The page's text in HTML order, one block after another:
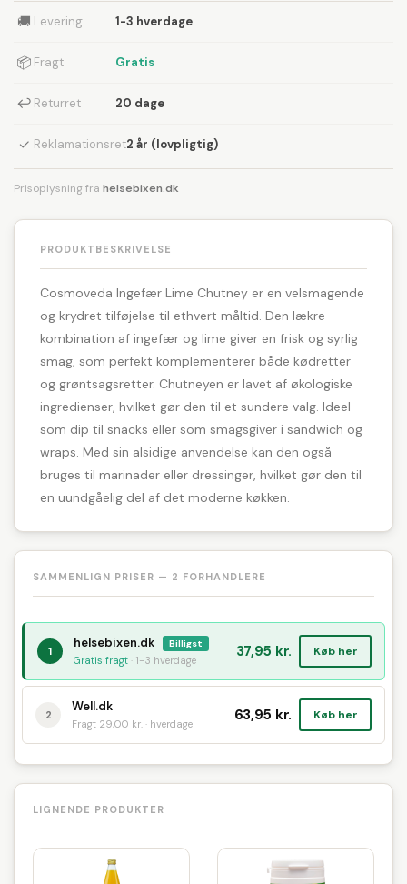
🚚 Levering 1-3 hverdage
📦 Fragt Gratis
↩ Returret 20 dage
✓ Reklamationsret2 år (lovpligtig)
Prisoplysning fra helsebixen.dk
PRODUKTBESKRIVELSE
Cosmoveda Ingefær Lime Chutney er en velsmagende
og krydret tilføjelse til ethvert måltid. Den lækre
kombination af ingefær og lime giver en frisk og syrlig
smag, som perfekt komplementerer både kødretter
og grøntsagsretter. Chutneyen er lavet af økologiske
ingredienser, hvilket gør den til et sundere valg. Ideel
som dip til snacks eller som smagsgiver i sandwich og
wraps. Med sin alsidige anvendelse kan den også
bruges til marinader eller dressinger, hvilket gør den til
en uundgåelig del af det moderne køkken.
SAMMENLIGN PRISER — 2 FORHANDLERE
1
helsebixen.dk Billigst
Gratis fragt · 1-3 hverdage 37,95 kr. Køb her
2
Well.dk
Fragt 29,00 kr. · hverdage 63,95 kr. Køb her
LIGNENDE PRODUKTER